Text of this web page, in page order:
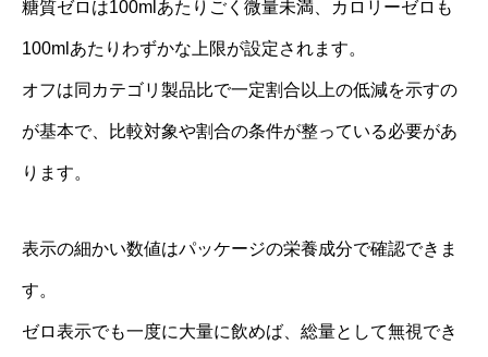
糖質ゼロは100mlあたりごく微量未満、カロリーゼロも
100mlあたりわずかな上限が設定されます。
オフは同カテゴリ製品比で一定割合以上の低減を示すの
が基本で、比較対象や割合の条件が整っている必要があ
ります。
表示の細かい数値はパッケージの栄養成分で確認できま
す。
ゼロ表示でも一度に大量に飲めば、総量として無視でき